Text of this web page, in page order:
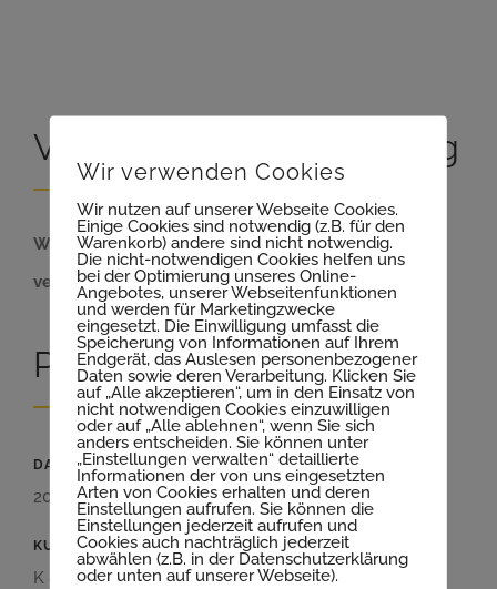
Vorhabensbeschreibung
Wir lieferten Elementdecken und Treppen für
verschiedene Einfamilienhäuser.
Projekt Details
DATUM
2018-2020
KUNDE
K & K Baugesellschaft
Wir verwenden Cookies
Wir nutzen auf unserer Webseite Cookies.
Einige Cookies sind notwendig (z.B. für den
Warenkorb) andere sind nicht notwendig.
Die nicht-notwendigen Cookies helfen uns
bei der Optimierung unseres Online-
Angebotes, unserer Webseitenfunktionen
und werden für Marketingzwecke
eingesetzt. Die Einwilligung umfasst die
Speicherung von Informationen auf Ihrem
Endgerät, das Auslesen personenbezogener
Daten sowie deren Verarbeitung. Klicken Sie
auf „Alle akzeptieren“, um in den Einsatz von
nicht notwendigen Cookies einzuwilligen
oder auf „Alle ablehnen“, wenn Sie sich
anders entscheiden. Sie können unter
„Einstellungen verwalten“ detaillierte
Informationen der von uns eingesetzten
Arten von Cookies erhalten und deren
Einstellungen aufrufen. Sie können die
Einstellungen jederzeit aufrufen und
Cookies auch nachträglich jederzeit
abwählen (z.B. in der Datenschutzerklärung
oder unten auf unserer Webseite).